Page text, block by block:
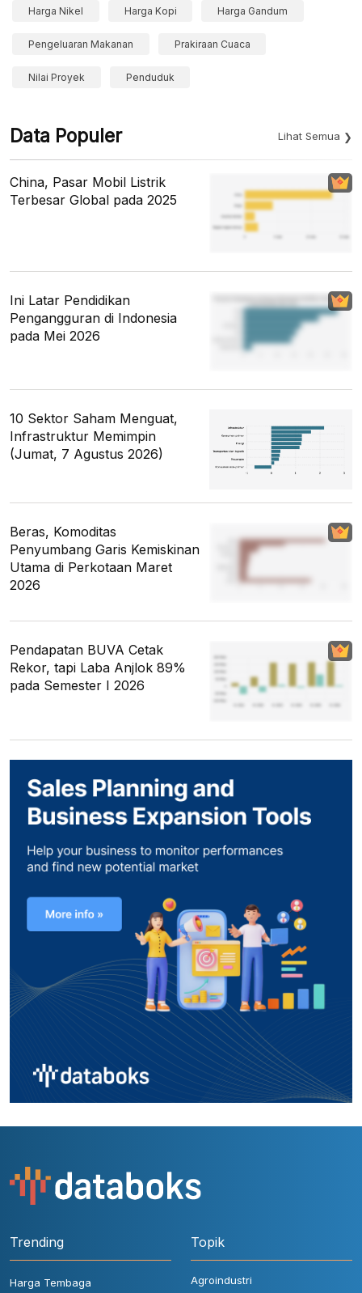
Harga Nikel Harga Kopi Harga Gandum
Pengeluaran Makanan Prakiraan Cuaca
Nilai Proyek Penduduk
Data Populer Lihat Semua
China, Pasar Mobil Listrik
Terbesar Global pada 2025
Ini Latar Pendidikan
Pengangguran di Indonesia
pada Mei 2026
10 Sektor Saham Menguat,
Infrastruktur Memimpin
(Jumat, 7 Agustus 2026)
Beras, Komoditas
Penyumbang Garis Kemiskinan
Utama di Perkotaan Maret
2026
Pendapatan BUVA Cetak
Rekor, tapi Laba Anjlok 89%
pada Semester I 2026
Trending
Harga Tembaga
Topik
Agroindustri